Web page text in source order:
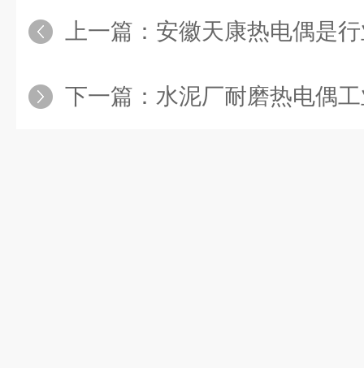
上一篇： 安徽天康热电偶是
下一篇： 水泥厂耐磨热电偶